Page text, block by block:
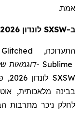
אמת.
ב-SXSW לונדון 2026
התערוכה,
Sublime
-דוגמאות
SXSW
בבינה מלאכותית,
לחלק ניכר מתרבות